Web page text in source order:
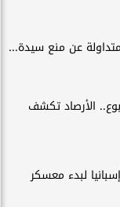
عن منع سيدة...
الأرصاد تكشف
لبدء معسكر